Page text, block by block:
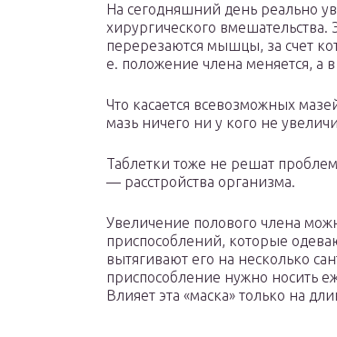
На сегодняшний день реально
хирургического вмешательства.
перерезаются мышцы, за счет
е. положение члена меняется, а
Что касается всевозможных
мазь ничего ни у кого не
Таблетки тоже не решат
— расстройства организма.
Увеличение полового члена
приспособлений, которые
вытягивают его на несколько
приспособление нужно носить
Влияет эта «маска» только на